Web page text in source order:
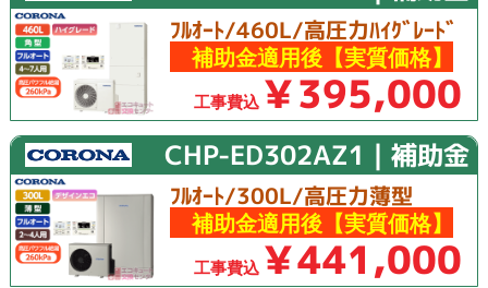
ﾌﾙｵｰﾄ/460L/高圧力ﾊｲｸﾞﾚｰﾄﾞ
補助金適用後【実質価格】
工事費込 ￥395,000
CHP-ED302AZ1｜補助金
ﾌﾙｵｰﾄ/300L/高圧力薄型
補助金適用後【実質価格】
工事費込 ￥441,000